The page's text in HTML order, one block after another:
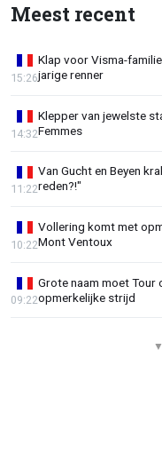
Meest recent
Klap voor Visma-
jarige renner
15:26
Klepper van jewelste
Femmes
14:32
Van Gucht en Beyen
reden?!"
11:22
Vollering komt met
Mont Ventoux
10:22
Grote naam moet Tour
opmerkelijke strijd
09:22